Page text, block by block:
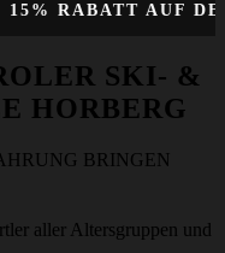
RABATT AUF DEINE
SKI- &
HORBERG
BRINGEN
aller Altersgruppen und